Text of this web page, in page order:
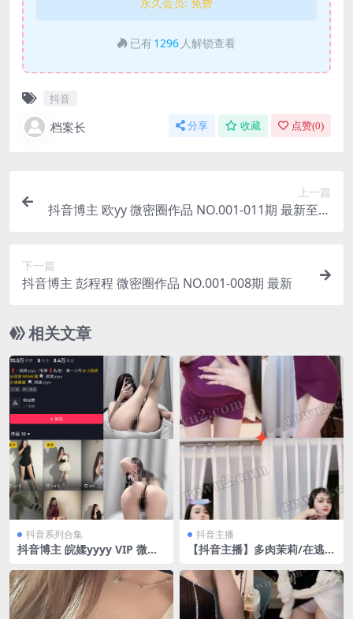
已有 1296 人解锁查看
抖音
档案长 分享 收藏 点赞(0)
上一篇
抖音博主 欧yy 微密圈作品 NO.001-011期 最新至：
下一篇
抖音博主 彭程程 微密圈作品 NO.001-008期 最新
相关文章
抖音系列合集
抖音博主 皖媃yyyy VIP 微密
抖音主播
【抖音主播】多肉茉莉/在逃小
画质修复 （1v/1.27g）